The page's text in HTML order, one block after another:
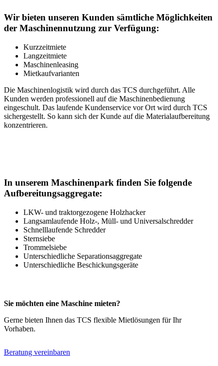
Wir bieten unseren Kunden sämtliche Möglichkeiten
der Maschinennutzung zur Verfügung:
Kurzzeitmiete
Langzeitmiete
Maschinenleasing
Mietkaufvarianten
Die Maschinenlogistik wird durch das TCS durchgeführt. Alle
Kunden werden professionell auf die Maschinenbedienung
eingeschult. Das laufende Kundenservice vor Ort wird durch TCS
sichergestellt. So kann sich der Kunde auf die Materialaufbereitung
konzentrieren.
In unserem Maschinenpark finden Sie folgende
Aufbereitungsaggregate:
LKW- und traktorgezogene Holzhacker
Langsamlaufende Holz-, Müll- und Universalschredder
Schnelllaufende Schredder
Sternsiebe
Trommelsiebe
Unterschiedliche Separationsaggregate
Unterschiedliche Beschickungsgeräte
Sie möchten eine Maschine mieten?
Gerne bieten Ihnen das TCS flexible Mietlösungen für Ihr
Vorhaben.
Beratung vereinbaren